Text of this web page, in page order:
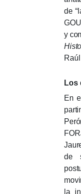
de
y
Los
En
de
la